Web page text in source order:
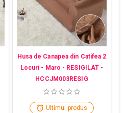
Husa de Canapea din Catifea 2
Locuri - Maro - RESIGILAT -
HCCJM003RESIG
Ultimul produs